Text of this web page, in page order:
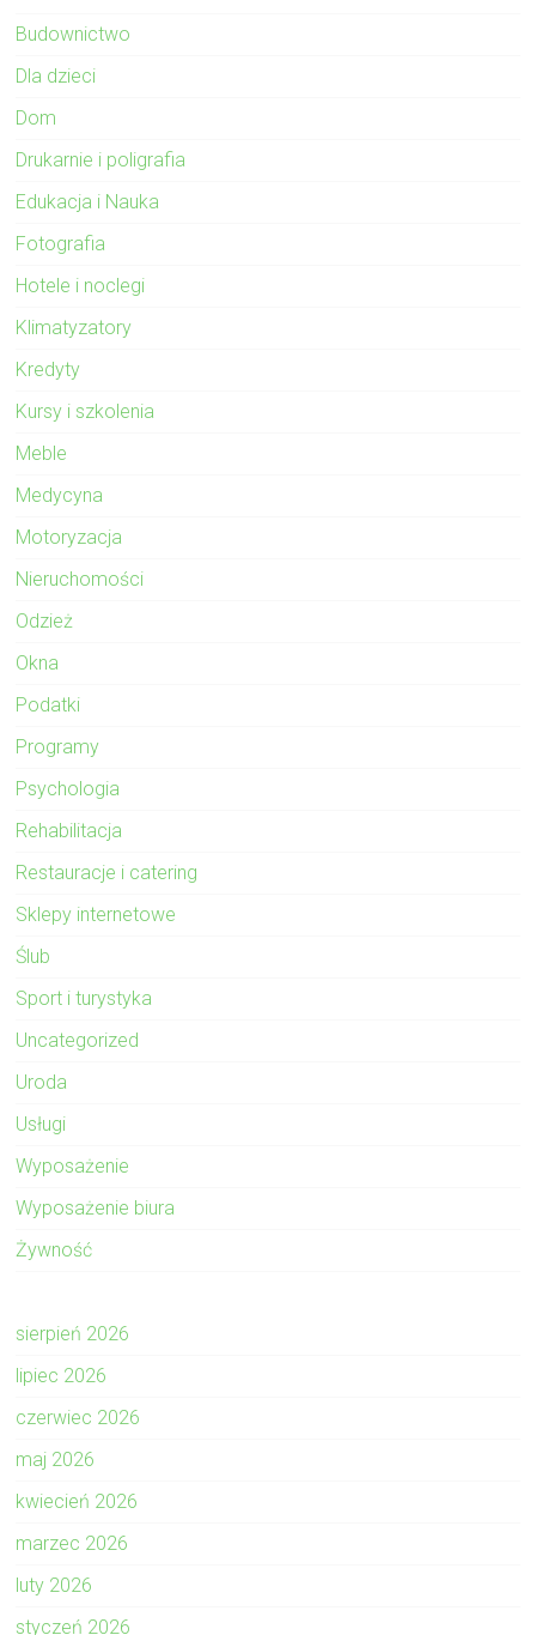
Budownictwo
Dla dzieci
Dom
Drukarnie i poligrafia
Edukacja i Nauka
Fotografia
Hotele i noclegi
Klimatyzatory
Kredyty
Kursy i szkolenia
Meble
Medycyna
Motoryzacja
Nieruchomości
Odzież
Okna
Podatki
Programy
Psychologia
Rehabilitacja
Restauracje i catering
Sklepy internetowe
Ślub
Sport i turystyka
Uncategorized
Uroda
Usługi
Wyposażenie
Wyposażenie biura
Żywność
sierpień 2026
lipiec 2026
czerwiec 2026
maj 2026
kwiecień 2026
marzec 2026
luty 2026
styczeń 2026